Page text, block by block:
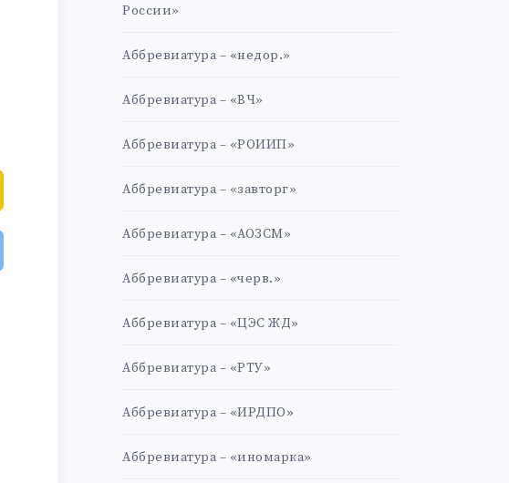
России»
Аббревиатура – «недор.»
Аббревиатура – «ВЧ»
Аббревиатура – «РОИИП»
Аббревиатура – «завторг»
Аббревиатура – «АОЗСМ»
Аббревиатура – «черв.»
Аббревиатура – «ЦЭС ЖД»
Аббревиатура – «РТУ»
Аббревиатура – «ИРДПО»
Аббревиатура – «иномарка»